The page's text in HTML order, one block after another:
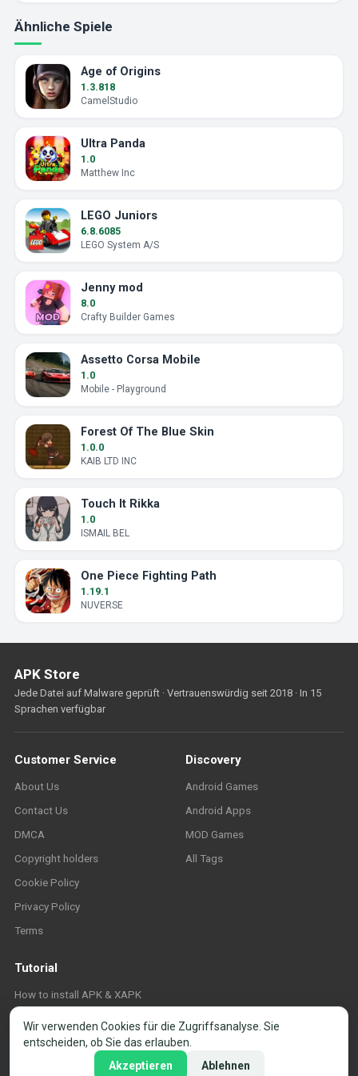
Ähnliche Spiele
Age of Origins
1.3.818
CamelStudio
Ultra Panda
1.0
Matthew Inc
LEGO Juniors
6.8.6085
LEGO System A/S
Jenny mod
8.0
Crafty Builder Games
Assetto Corsa Mobile
1.0
Mobile - Playground
Forest Of The Blue Skin
1.0.0
KAIB LTD INC
Touch It Rikka
1.0
ISMAIL BEL
One Piece Fighting Path
1.19.1
NUVERSE
APK Store
Jede Datei auf Malware geprüft · Vertrauenswürdig seit 2018 · In 15
Sprachen verfügbar
Customer Service
About Us
Contact Us
DMCA
Copyright holders
Cookie Policy
Privacy Policy
Terms
Discovery
Android Games
Android Apps
MOD Games
All Tags
Tutorial
How to install APK & XAPK
Wir verwenden Cookies für die Zugriffsanalyse. Sie
entscheiden, ob Sie das erlauben.
Akzeptieren
Ablehnen